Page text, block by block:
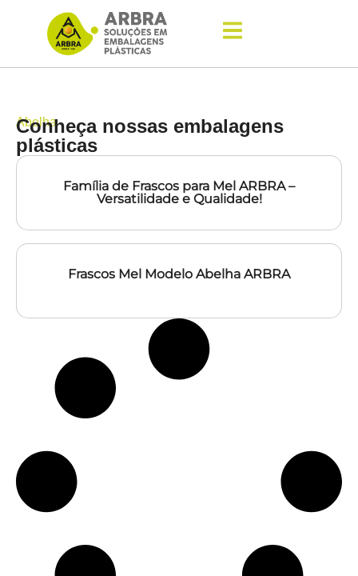
Abelha
Conheça nossas embalagens
plásticas
Família de Frascos para Mel ARBRA –
Versatilidade e Qualidade!
Frascos Mel Modelo Abelha ARBRA